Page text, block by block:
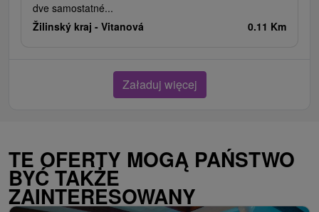
dve samostatné...
Žilinský kraj - Vitanová 0.11 Km
Załaduj więcej
TE OFERTY MOGĄ PAŃSTWO
BYĆ TAKŻE
ZAINTERESOWANY